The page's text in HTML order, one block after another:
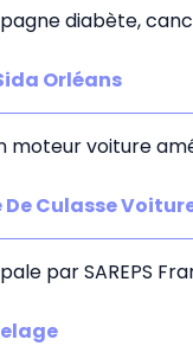
diabète,
Orléans
voiture
Culasse
par SAREPS